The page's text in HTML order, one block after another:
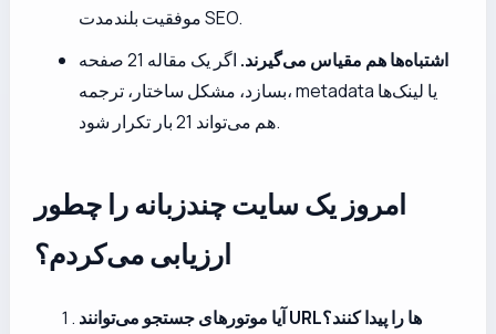
موفقیت بلندمدت SEO.
اشتباه‌ها هم مقیاس می‌گیرند.
اگر یک مقاله 21 صفحه
بسازد، مشکل ساختار، ترجمه، metadata یا لینک‌ها
هم می‌تواند 21 بار تکرار شود.
امروز یک سایت چندزبانه را چطور
ارزیابی می‌کردم؟
آیا موتورهای جستجو می‌توانند URLها را پیدا کنند؟